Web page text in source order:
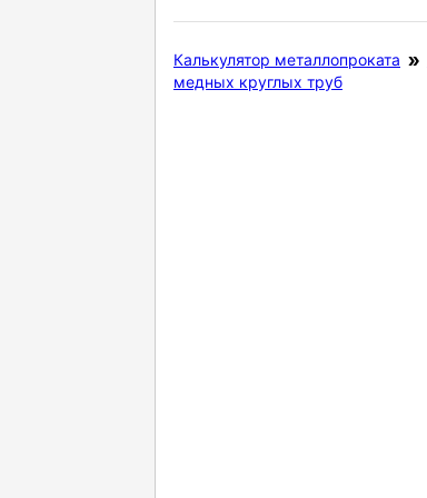
Калькулятор металлопроката
медных круглых труб